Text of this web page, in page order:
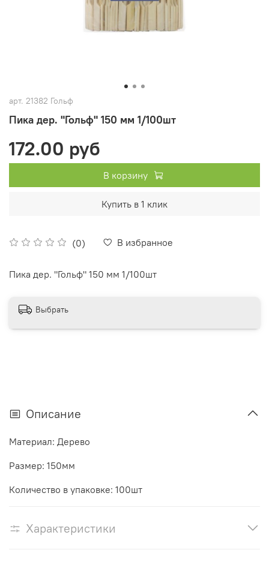
арт. 21382 Гольф
Пика дер. "Гольф" 150 мм 1/100шт
(0) В избранное
172.00 руб
В корзину
Купить в 1 клик
Пика дер. "Гольф" 150 мм 1/100шт
Выбрать
Описание
Материал: Дерево
Размер: 150мм
Количество в упаковке: 100шт
Характеристики